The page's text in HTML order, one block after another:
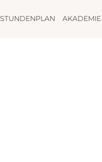
STUNDENPLAN AKADEMIE